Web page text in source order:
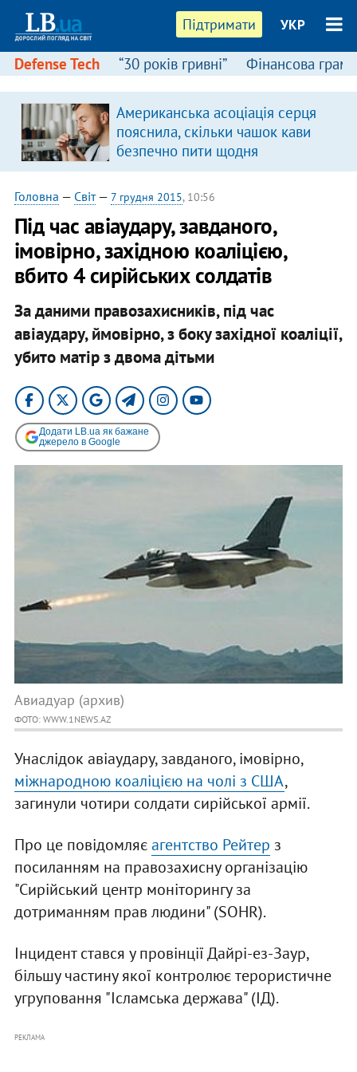
Підтримати УКР
Defense Tech “30 років гривні” Фінансова
Американська асоціація серця
пояснила, скільки чашок кави
безпечно пити щодня
Головна — Світ— 7 грудня 2015, 10:56
Під час авіаудару, завданого,
імовірно, західною коаліцією,
вбито 4 сирійських солдатів
За даними правозахисників, під час
авіаудару, ймовірно, з боку західної коаліції,
убито матір з двома дітьми
Додати LB.ua як бажане
джерело в Google
Авиадуар (архив)
ФОТО: WWW.1NEWS.AZ
Унаслідок авіаудару, завданого, імовірно,
міжнародною коаліцією на чолі з США,
загинули чотири солдати сирійської армії.
Про це повідомляєагентство Рейтер з
посиланням на правозахисну організацію
"Сирійський центр моніторингу за
дотриманням прав людини" (SOHR).
Інцидент стався у провінції Дайрі-ез-Заур,
більшу частину якої контролює терористичне
угруповання "Ісламська держава" (ІД).
РЕКЛАМА